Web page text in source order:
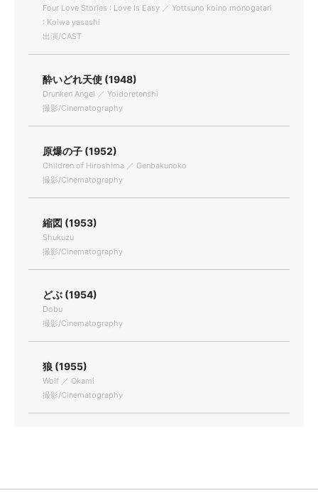
Four Love Stories : Love Is Easy ／ Yottsuno koino monogatari
: Koiwa yasashi
出演/CAST
酔いどれ天使 (1948)
Drunken Angel ／ Yoidoretenshi
撮影/Cinematography
原爆の子 (1952)
Children of Hiroshima ／ Genbakunoko
撮影/Cinematography
縮図 (1953)
Shukuzu
撮影/Cinematography
どぶ (1954)
Dobu
撮影/Cinematography
狼 (1955)
Wolf ／ Okami
撮影/Cinematography